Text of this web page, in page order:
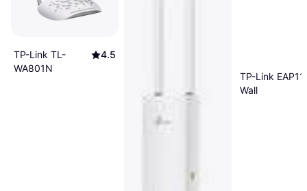
TP-Link TL-
WA801N
4.5
TP-Link
Wall